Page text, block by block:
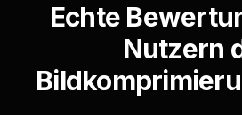
Echte
Nutzern